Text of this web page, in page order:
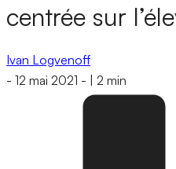
centrée sur
Ivan Logvenoff
- 12 mai 2021 - 2 min